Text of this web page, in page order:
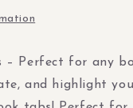
– Perfect for any
and highlight